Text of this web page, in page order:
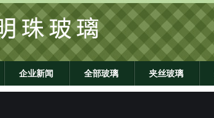
企业新闻 全部玻璃 夹丝玻璃